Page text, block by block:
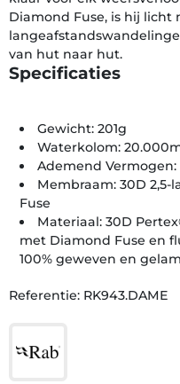
Diamond Fuse, is hij
van hut naar hut.
Specificaties
Gewicht: 201g
Waterkolom:
Ademend
Membraam: 30D
Fuse
Materiaal: 30D
met Diamond Fuse en
100% geweven en
Referentie: RK943.DAME